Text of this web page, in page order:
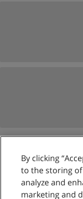
By clicking
to the storing
analyze and
marketing and